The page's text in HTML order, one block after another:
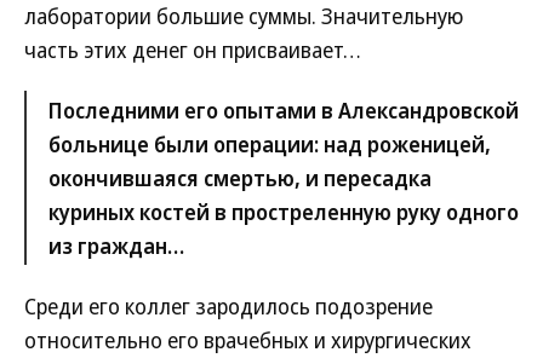
лаборатории большие суммы. Значительную
часть этих денег он присваивает…
Последними его опытами в Александровской
больнице были операции: над роженицей,
окончившаяся смертью, и пересадка
куриных костей в простреленную руку одного
из граждан…
Среди его коллег зародилось подозрение
относительно его врачебных и хирургических